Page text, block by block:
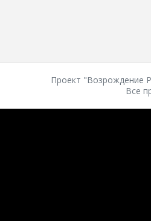
Проект "Возрождение
Все